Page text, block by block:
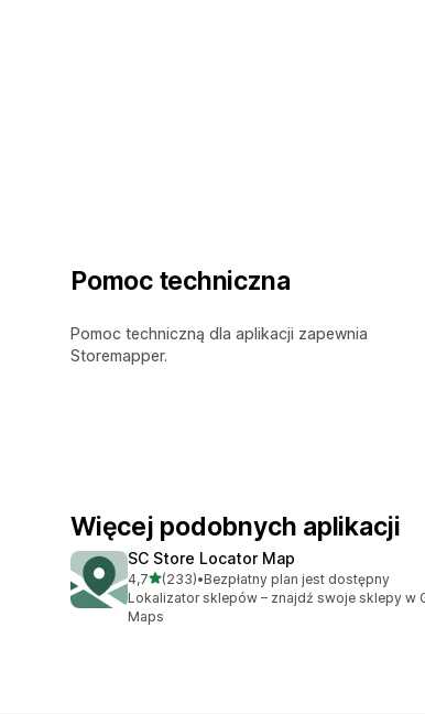
Pomoc techniczna
Pomoc techniczną dla aplikacji zapewnia
Storemapper.
Więcej podobnych aplikacji
SC Store Locator Map
4,7na 5 gwiazdek
(233)
Łączna liczba recenzji: 233
•Bezpłatny plan jest dostępny
Lokalizator sklepów – znajdź swoje sklepy w
Maps